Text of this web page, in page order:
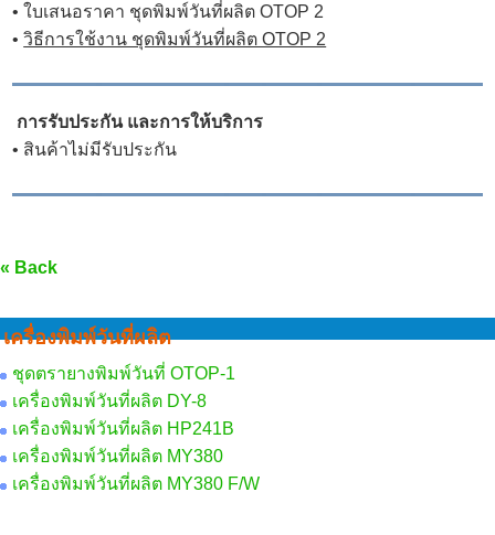
•ใบเสนอราคา ชุดพิมพ์วันที่ผลิต OTOP 2
•วิธีการใช้งาน ชุดพิมพ์วันที่ผลิต OTOP 2
การรับประกัน และการให้บริการ
• สินค้าไม่มีรับประกัน
« Back
เครื่องพิมพ์วันที่ผลิต
ชุดตรายางพิมพ์วันที่ OTOP-1
เครื่องพิมพ์วันที่ผลิต DY-8
เครื่องพิมพ์วันที่ผลิต HP241B
เครื่องพิมพ์วันที่ผลิต MY380
เครื่องพิมพ์วันที่ผลิต MY380 F/W